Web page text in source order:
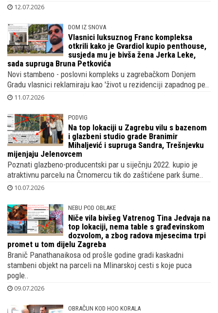
12.07.2026
DOM IZ SNOVA
Vlasnici luksuznog Franc kompleksa
otkrili kako je Gvardiol kupio penthouse,
susjeda mu je bivša žena Jerka Leke,
sada supruga Bruna Petkovića
Novi stambeno - poslovni kompleks u zagrebačkom Donjem
Gradu vlasnici reklamiraju kao 'život u rezidenciji zapadnog pe..
11.07.2026
PODVIG
Na top lokaciji u Zagrebu vilu s bazenom
i glazbeni studio grade Branimir
Mihaljević i supruga Sandra, Trešnjevku
mijenjaju Jelenovcem
Poznati glazbeno-producentski par u siječnju 2022. kupio je
atraktivnu parcelu na Črnomercu tik do zaštićene park šume..
10.07.2026
NEBU POD OBLAKE
Niče vila bivšeg Vatrenog Tina Jedvaja na
top lokaciji, nema table s građevinskom
dozvolom, a zbog radova mjesecima trpi
promet u tom dijelu Zagreba
Branič Panathanaikosa od prošle godine gradi kaskadni
stambeni objekt na parceli na Mlinarskoj cesti s koje puca
pogle..
09.07.2026
OBRAČUN KOD HOO KORALA